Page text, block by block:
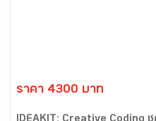
ราคา 4300 บาท